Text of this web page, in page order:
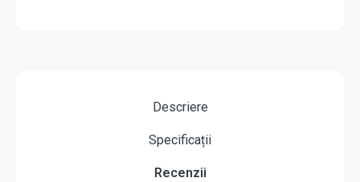
Descriere
Specificații
Recenzii